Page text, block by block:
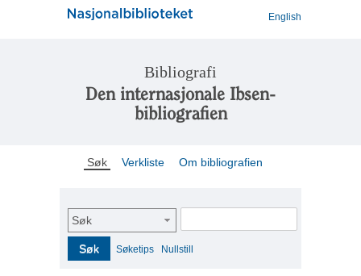
English
Bibliografi
Den internasjonale Ibsen-
bibliografien
Søk Verkliste Om bibliografien
Søk
Søk Søketips Nullstill